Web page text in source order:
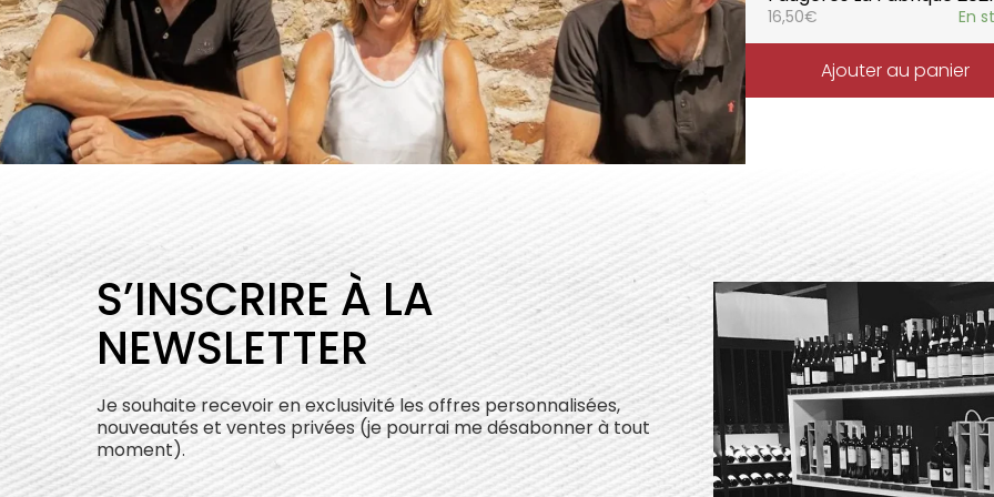
16,50€ En
Ajouter au panier
S’INSCRIRE À LA
NEWSLETTER
Je souhaite recevoir en exclusivité les offres personnalisées,
nouveautés et ventes privées (je pourrai me désabonner à tout
moment).